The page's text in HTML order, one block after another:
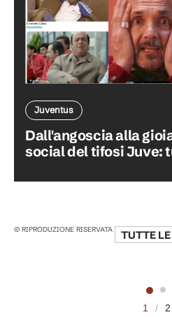
Juventus
Dall'angoscia alla
social del tifosi Juve:
© RIPRODUZIONE RISERVATA TUTTE
1 / 2